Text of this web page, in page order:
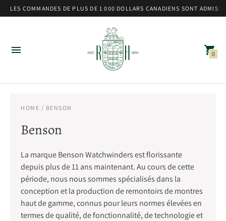
LES COMMANDES DE PLUS DE 1 000 DOLLARS CANADIENS SONT
0
HOME / BENSON
Benson
La marque Benson Watchwinders est florissante
depuis plus de 11 ans maintenant. Au cours de cette
période, nous nous sommes spécialisés dans la
conception et la production de remontoirs de montres
haut de gamme, connus pour leurs normes élevées en
termes de qualité, de fonctionnalité, de technologie et